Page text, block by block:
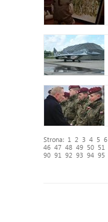
Strona: 1 2 3 4 5 6
46 47 48 49 50 51
90 91 92 93 94 95